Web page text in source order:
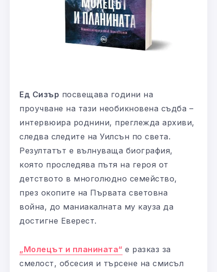
Ед Сизър посвещава години на
проучване на тази необикновена съдба –
интервюира роднини, преглежда архиви,
следва следите на Уилсън по света.
Резултатът е вълнуваща биография,
която проследява пътя на героя от
детството в многолюдно семейство,
през окопите на Първата световна
война, до маниакалната му кауза да
достигне Еверест.
„Молецът и планината“ е разказ за
смелост, обсесия и търсене на смисъл